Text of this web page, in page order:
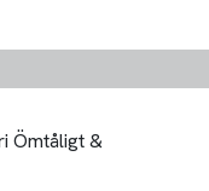
Ömtåligt &